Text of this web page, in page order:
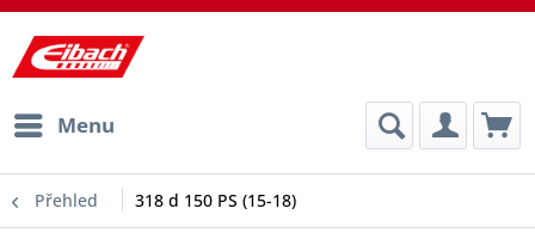
Menu
Přehled 318 d 150 PS (15-18)